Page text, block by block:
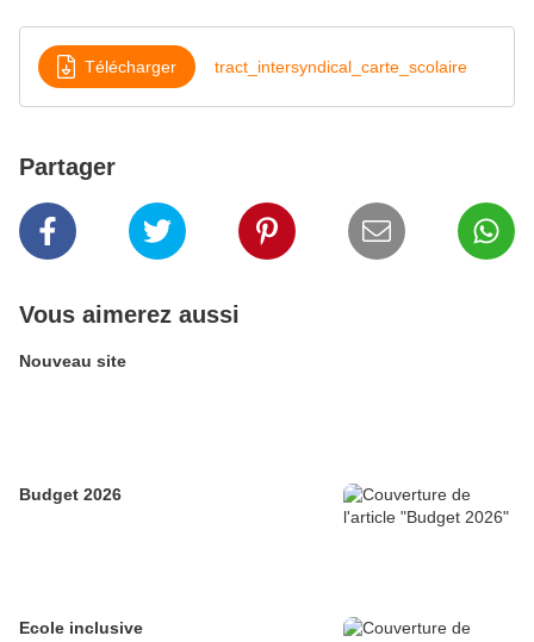
Télécharger tract_intersyndical_carte_scolaire
Partager
Vous aimerez aussi
Nouveau site
Budget 2026
Ecole inclusive